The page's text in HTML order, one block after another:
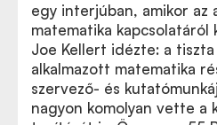
egy interjúban, amikor az
matematika kapcsolatáról
Joe Kellert idézte: a
alkalmazott matematika
szervező- és
nagyon komolyan vette a